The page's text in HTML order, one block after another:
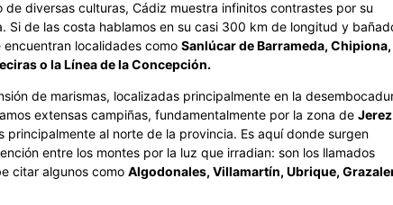
diversas culturas, Cádiz muestra infinitos contrastes por su
Si de las costa hablamos en su casi 300 km de longitud y
localidades como Sanlúcar de Barrameda, Chipiona,
o la Línea de la Concepción.
de marismas, localizadas principalmente en la
extensas campiñas, fundamentalmente por la zona de
principalmente al norte de la provincia. Es aquí donde surgen
entre los montes por la luz que irradian: son los llamados
citar algunos como Algodonales, Villamartín, Ubrique,